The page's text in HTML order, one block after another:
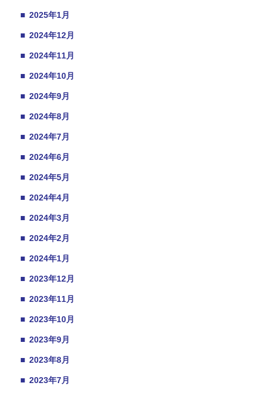
■ 2025年1月
■ 2024年12月
■ 2024年11月
■ 2024年10月
■ 2024年9月
■ 2024年8月
■ 2024年7月
■ 2024年6月
■ 2024年5月
■ 2024年4月
■ 2024年3月
■ 2024年2月
■ 2024年1月
■ 2023年12月
■ 2023年11月
■ 2023年10月
■ 2023年9月
■ 2023年8月
■ 2023年7月